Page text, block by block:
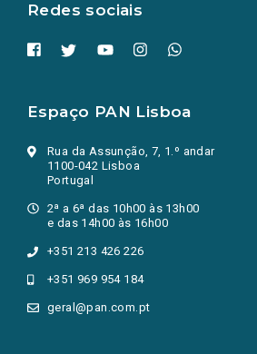
Redes sociais
Espaço PAN Lisboa
Rua da Assunção, 7, 1.º andar
1100-042 Lisboa
Portugal
2ª a 6ª das 10h00 às 13h00
e das 14h00 às 16h00
+351 213 426 226
+351 969 954 184
geral@pan.com.pt